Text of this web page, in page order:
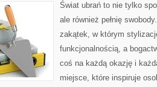
Świat ubrań to nie tylko
ale również pełnię
zakątek, w którym
funkcjonalnością, a
coś na każdą okazję i
miejsce, które inspiruje